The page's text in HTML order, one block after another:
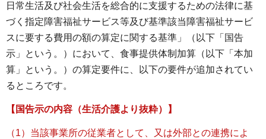
日常生活及び社会生活を総合的に支援するための法律に基
づく指定障害福祉サービス等及び基準該当障害福祉サービ
スに要する費用の額の算定に関する基準」（以下「国告
示」という。）において、食事提供体制加算（以下「本加
算」という。）の算定要件に、以下の要件が追加されてい
るところです。
【国告示の内容（生活介護より抜粋）】
（1）当該事業所の従業者として、又は外部との連携によ